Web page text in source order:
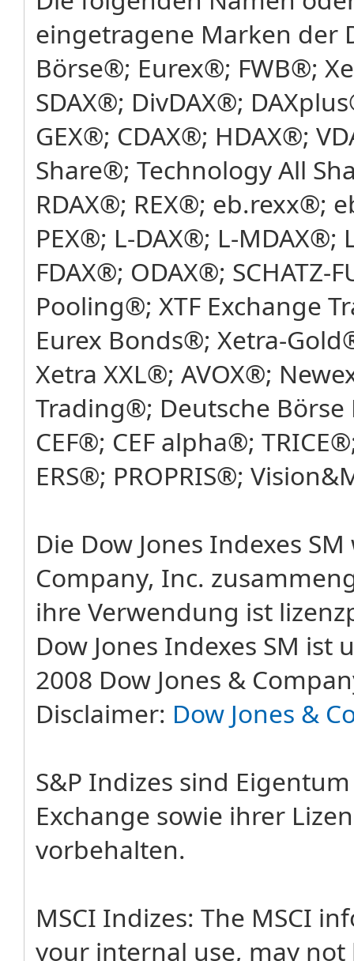
eingetragene Marken der
Börse®; Eurex®; FWB®;
SDAX®; DivDAX®;
GEX®; CDAX®; HDAX®;
Share®; Technology All
RDAX®; REX®; eb.rexx®;
PEX®; L-DAX®; L-MDAX®;
FDAX®; ODAX®; SCHATZ-
Pooling®; XTF Exchange
Eurex Bonds®; Xetra-
Xetra XXL®; AVOX®;
Trading®; Deutsche
CEF®; CEF alpha®;
ERS®; PROPRIS®;
Die Dow Jones Indexes
Company, Inc.
ihre Verwendung ist
Dow Jones Indexes SM
2008 Dow Jones &
Disclaimer: Dow Jones &
S&P Indizes sind
Exchange sowie ihrer
vorbehalten.
MSCI Indizes: The MSCI
your internal use, may